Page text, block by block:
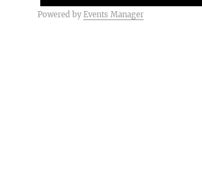
Powered by Events Manager